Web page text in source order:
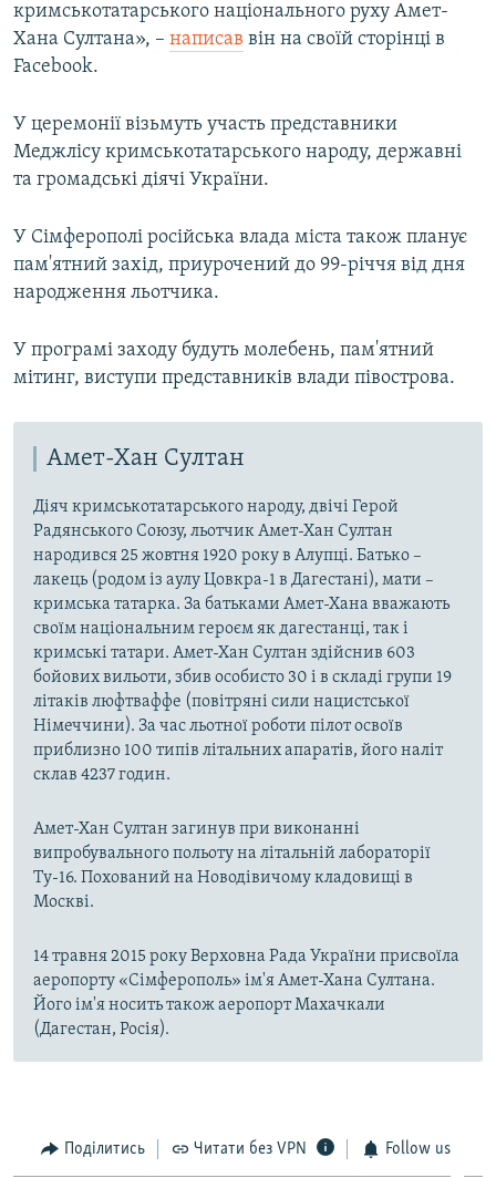
кримськотатарського національного руху Амет-
Хана Султана», – написав він на своїй сторінці в
Facebook.
У церемонії візьмуть участь представники
Меджлісу кримськотатарського народу, державні
та громадські діячі України.
У Сімферополі російська влада міста також планує
пам'ятний захід, приурочений до 99-річчя від дня
народження льотчика.
У програмі заходу будуть молебень, пам'ятний
мітинг, виступи представників влади півострова.
Амет-Хан Султан
Діяч кримськотатарського народу, двічі Герой
Радянського Союзу, льотчик Амет-Хан Султан
народився 25 жовтня 1920 року в Алупці. Батько –
лакець (родом із аулу Цовкра-1 в Дагестані), мати –
кримська татарка. За батьками Амет-Хана вважають
своїм національним героєм як дагестанці, так і
кримські татари. Амет-Хан Султан здійснив 603
бойових вильоти, збив особисто 30 і в складі групи 19
літаків люфтваффе (повітряні сили нацистської
Німеччини). За час льотної роботи пілот освоїв
приблизно 100 типів літальних апаратів, його наліт
склав 4237 годин.
Амет-Хан Султан загинув при виконанні
випробувального польоту на літальній лабораторії
Ту-16. Похований на Новодівичому кладовищі в
Москві.
14 травня 2015 року Верховна Рада України присвоїла
аеропорту «Сімферополь» ім'я Амет-Хана Султана.
Його ім'я носить також аеропорт Махачкали
(Дагестан, Росія).
Поділитись Читати без VPN Follow us